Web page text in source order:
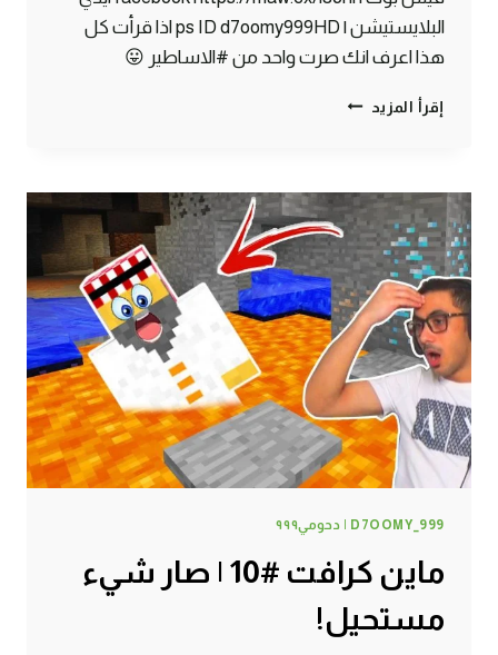
البلايستيشن | ps ID d7oomy999HD اذا قرأت كل
هذا اعرف انك صرت واحد من #الاساطير 😛
إقرأ المزيد ماين
وأخيراً
بيتي
الاسطوري
🔥
D7OOMY_999 | دحومي٩٩٩
ماين كرافت #10 | صار شيء
مستحيل!